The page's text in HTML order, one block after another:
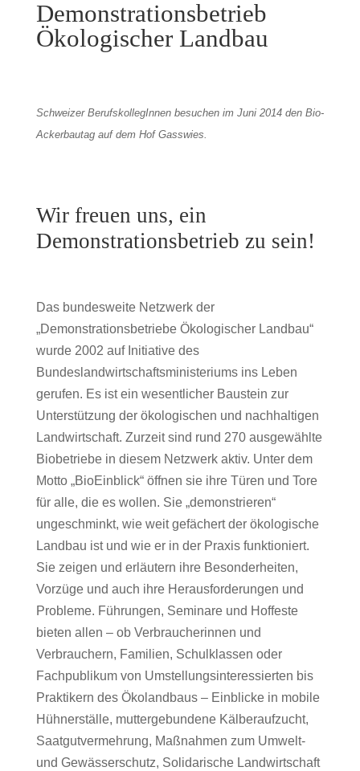
Demonstrationsbetrieb
Ökologischer Landbau
Schweizer BerufskollegInnen besuchen im Juni 2014 den Bio-
Ackerbautag auf dem Hof Gasswies.
Wir freuen uns, ein
Demonstrationsbetrieb zu sein!
Das bundesweite Netzwerk der
„Demonstrationsbetriebe Ökologischer Landbau“
wurde 2002 auf Initiative des
Bundeslandwirtschaftsministeriums ins Leben
gerufen. Es ist ein wesentlicher Baustein zur
Unterstützung der ökologischen und nachhaltigen
Landwirtschaft. Zurzeit sind rund 270 ausgewählte
Biobetriebe in diesem Netzwerk aktiv. Unter dem
Motto „BioEinblick“ öffnen sie ihre Türen und Tore
für alle, die es wollen. Sie „demonstrieren“
ungeschminkt, wie weit gefächert der ökologische
Landbau ist und wie er in der Praxis funktioniert.
Sie zeigen und erläutern ihre Besonderheiten,
Vorzüge und auch ihre Herausforderungen und
Probleme. Führungen, Seminare und Hoffeste
bieten allen – ob Verbraucherinnen und
Verbrauchern, Familien, Schulklassen oder
Fachpublikum von Umstellungsinteressierten bis
Praktikern des Ökolandbaus – Einblicke in mobile
Hühnerställe, muttergebundene Kälberaufzucht,
Saatgutvermehrung, Maßnahmen zum Umwelt-
und Gewässerschutz, Solidarische Landwirtschaft